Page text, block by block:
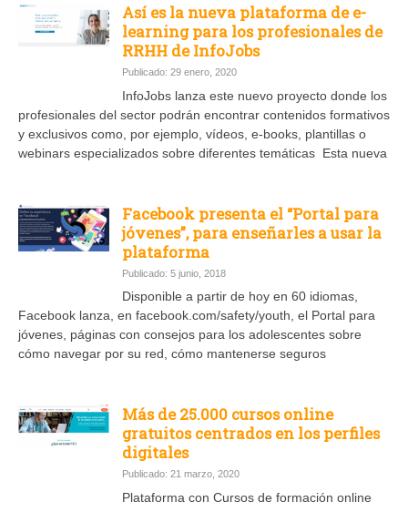
Así es la nueva plataforma de e-
learning para los profesionales de
RRHH de InfoJobs
Publicado: 29 enero, 2020
InfoJobs lanza este nuevo proyecto donde los
profesionales del sector podrán encontrar contenidos formativos
y exclusivos como, por ejemplo, vídeos, e-books, plantillas o
webinars especializados sobre diferentes temáticas Esta nueva
Facebook presenta el “Portal para
jóvenes”, para enseñarles a usar la
plataforma
Publicado: 5 junio, 2018
Disponible a partir de hoy en 60 idiomas,
Facebook lanza, en facebook.com/safety/youth, el Portal para
jóvenes, páginas con consejos para los adolescentes sobre
cómo navegar por su red, cómo mantenerse seguros
Más de 25.000 cursos online
gratuitos centrados en los perfiles
digitales
Publicado: 21 marzo, 2020
Plataforma con Cursos de formación online